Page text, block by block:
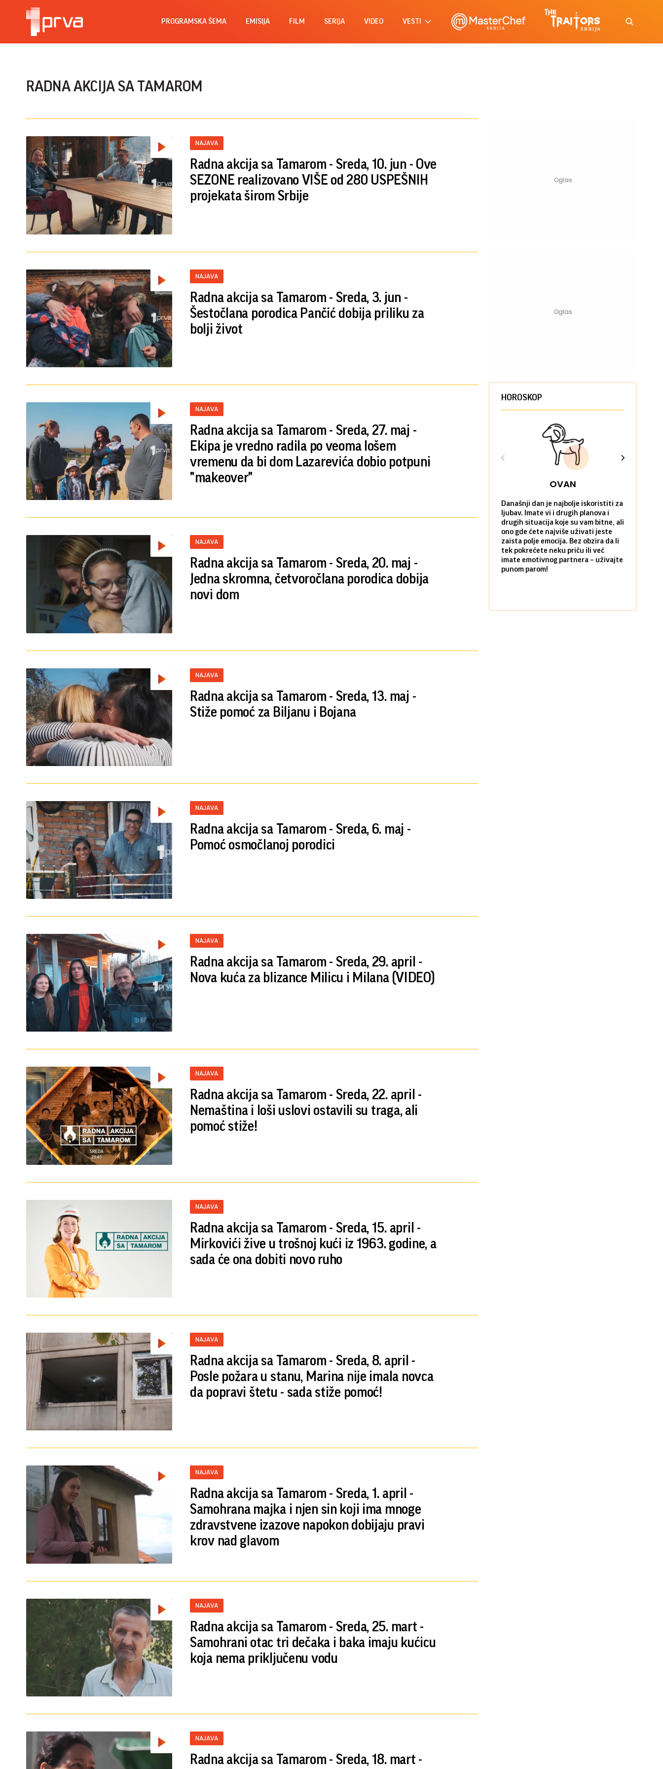
PROGRAMSKA ŠEMA EMISIJA FILM SERIJA VIDEO VESTI
RADNA AKCIJA SA TAMAROM
NAJAVA
Radna akcija sa Tamarom - Sreda, 10. jun - Ove
SEZONE realizovano VIŠE od 280 USPEŠNIH
projekata širom Srbije
NAJAVA
Radna akcija sa Tamarom - Sreda, 3. jun -
Šestočlana porodica Pančić dobija priliku za
bolji život
NAJAVA
Radna akcija sa Tamarom - Sreda, 27. maj -
Ekipa je vredno radila po veoma lošem
vremenu da bi dom Lazarevića dobio potpuni
"makeover"
NAJAVA
Radna akcija sa Tamarom - Sreda, 20. maj -
Jedna skromna, četvoročlana porodica dobija
novi dom
NAJAVA
Radna akcija sa Tamarom - Sreda, 13. maj -
Stiže pomoć za Biljanu i Bojana
NAJAVA
Radna akcija sa Tamarom - Sreda, 6. maj -
Pomoć osmočlanoj porodici
NAJAVA
Radna akcija sa Tamarom - Sreda, 29. april -
Nova kuća za blizance Milicu i Milana (VIDEO)
NAJAVA
Radna akcija sa Tamarom - Sreda, 22. april -
Nemaština i loši uslovi ostavili su traga, ali
pomoć stiže!
NAJAVA
Radna akcija sa Tamarom - Sreda, 15. april -
Mirkovići žive u trošnoj kući iz 1963. godine, a
sada će ona dobiti novo ruho
NAJAVA
Radna akcija sa Tamarom - Sreda, 8. april -
Posle požara u stanu, Marina nije imala novca
da popravi štetu - sada stiže pomoć!
NAJAVA
Radna akcija sa Tamarom - Sreda, 1. april -
Samohrana majka i njen sin koji ima mnoge
zdravstvene izazove napokon dobijaju pravi
krov nad glavom
NAJAVA
Radna akcija sa Tamarom - Sreda, 25. mart -
Samohrani otac tri dečaka i baka imaju kućicu
koja nema priključenu vodu
NAJAVA
Radna akcija sa Tamarom - Sreda, 18. mart -
HOROSKOP
OVAN
Današnji dan je najbolje iskoristiti za
ljubav. Imate vi i drugih planova i
drugih situacija koje su vam bitne, ali
ono gde ćete najviše uživati jeste
zaista polje emocija. Bez obzira da li
tek pokrećete neku priču ili već
imate emotivnog partnera – uživajte
punom parom!